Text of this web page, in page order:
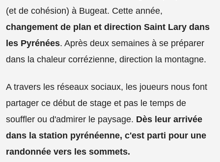
(et de cohésion) à Bugeat. Cette année,
changement de plan et direction Saint Lary dans
les Pyrénées. Après deux semaines à se préparer
dans la chaleur corrézienne, direction la montagne.
A travers les réseaux sociaux, les joueurs nous font
partager ce début de stage et pas le temps de
souffler ou d'admirer le paysage. Dès leur arrivée
dans la station pyrénéenne, c'est parti pour une
randonnée vers les sommets.